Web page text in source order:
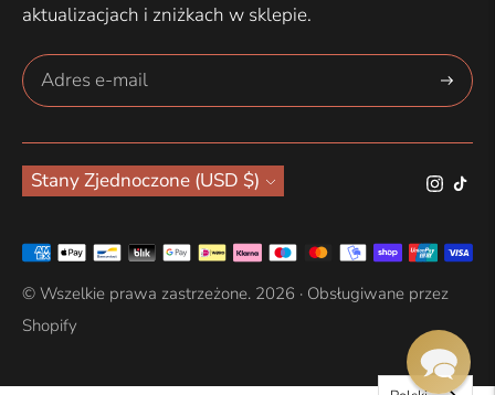
aktualizacjach i zniżkach w sklepie.
Zapisz
się
Waluta
Stany Zjednoczone (USD $)
Akceptowane
metody
płatności
© Wszelkie prawa zastrzeżone. 2026 · Obsługiwane przez
Shopify